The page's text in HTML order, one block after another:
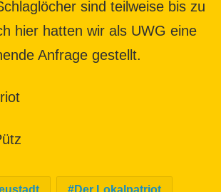
sind teilweise bis zu
hier hatten wir als UWG eine
Anfrage gestellt.
Der Lokalpatriot